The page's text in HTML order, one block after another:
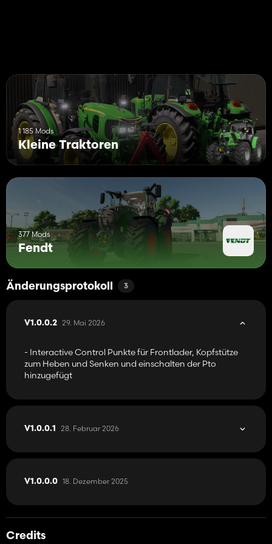
1 185 Mods
Kleine Traktoren
377 Mods
Fendt
Änderungsprotokoll 3
V1.0.0.2 29. Mai 2026
- Interactive Control Punkte für Frontlader, Kopfstütze
zum Heben und Senken und einschalten der Pto
hinzugefügt
V1.0.0.1 28. Februar 2026
V1.0.0.0 18. Dezember 2025
Credits